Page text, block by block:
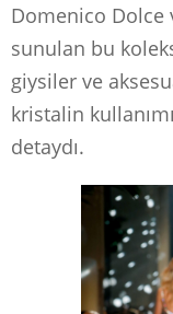
Domenico Dolce
sunulan bu
giysiler ve
kristalin
detaydı.